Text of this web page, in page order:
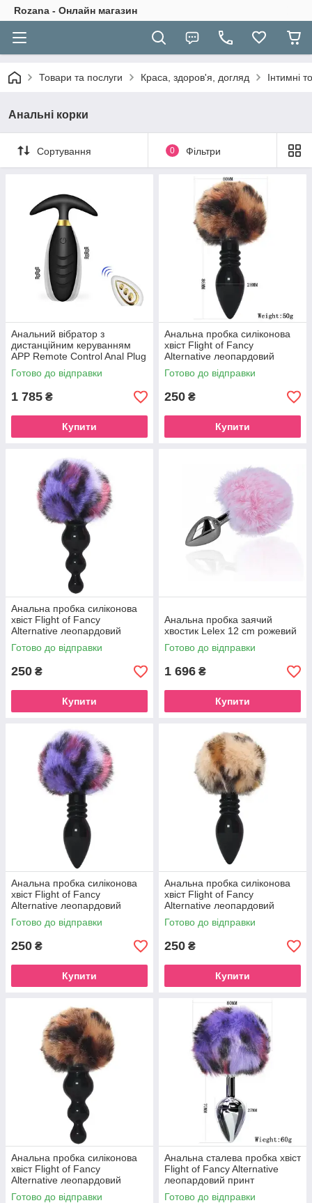
Rozana - Онлайн магазин
Товари та послуги Краса, здоров'я, догляд Інтимні
Анальні корки
Сортування 0 Фільтри
Анальний вібратор з
дистанційним керуванням
APP Remote Control Anal Plug
Flight of Fancy
Готово до відправки
1 785 ₴
Купити
Анальна пробка силіконова
хвіст Flight of Fancy
Alternative леопардовий
принт бурий
Готово до відправки
250 ₴
Купити
Анальна пробка силіконова
хвіст Flight of Fancy
Alternative леопардовий
принт рожево - фіолетовий
Готово до відправки
250 ₴
Купити
Анальна пробка заячий
хвостик Lelex 12 cm рожевий
Готово до відправки
1 696 ₴
Купити
Анальна пробка силіконова
хвіст Flight of Fancy
Alternative леопардовий
принт фіолетовий
Готово до відправки
250 ₴
Купити
Анальна пробка силіконова
хвіст Flight of Fancy
Alternative леопардовий
принт світлий
Готово до відправки
250 ₴
Купити
Анальна пробка силіконова
хвіст Flight of Fancy
Alternative леопардовий
принт бурий
Готово до відправки
Анальна сталева пробка хвіст
Flight of Fancy Alternative
леопардовий принт
фіолетовий
Готово до відправки